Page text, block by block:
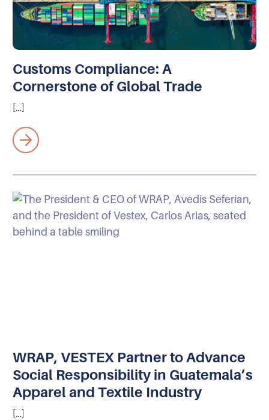
Customs Compliance: A
Cornerstone of Global Trade
[…]
WRAP, VESTEX Partner to Advance
Social Responsibility in Guatemala’s
Apparel and Textile Industry
[…]